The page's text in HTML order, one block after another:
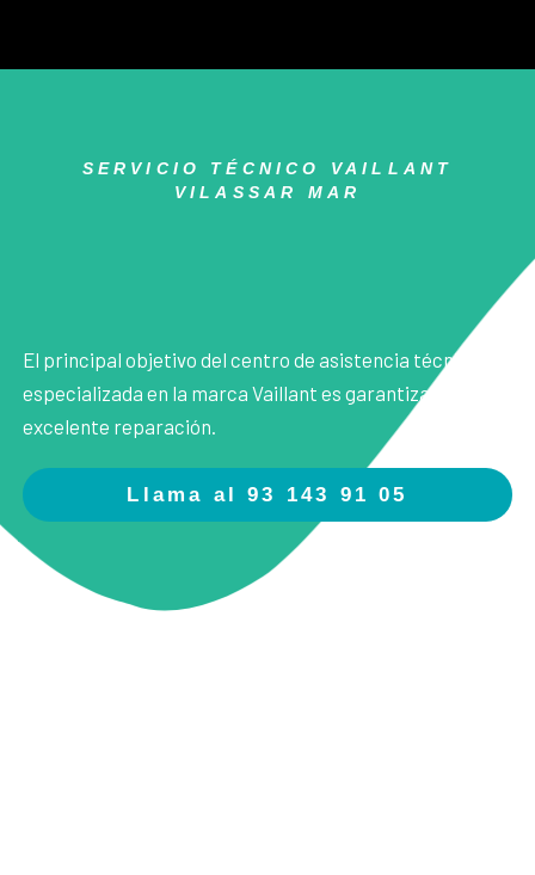
SERVICIO TÉCNICO VAILLANT
VILASSAR MAR
El principal objetivo del centro de asistencia técnica
especializada en la marca Vaillant es garantizarle una
excelente reparación.
Llama al 93 143 91 05